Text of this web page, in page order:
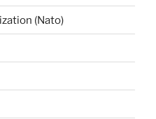
(Nato)